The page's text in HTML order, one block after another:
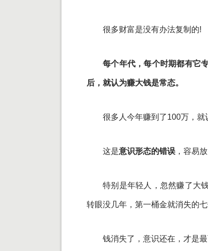
很多财富是没有办法复制的!
每个年代，每个时期都有它
后，就认为赚大钱是常态。
很多人今年赚到了100万，
这是意识形态的错误 ，容易
特别是年轻人，忽然赚了大
转眼没几年，第一桶金就消失的七
钱消失了，意识还在，才是最